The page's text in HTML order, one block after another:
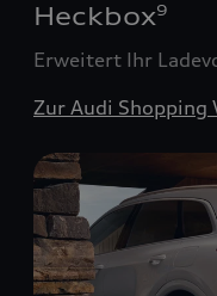
Heckbox9
Erweitert Ihr
Zur Audi Shopping